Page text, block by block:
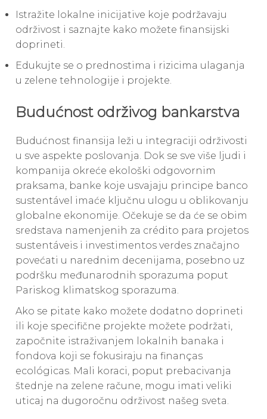
Istražite lokalne inicijative koje podržavaju
održivost i saznajte kako možete finansijski
doprineti.
Edukujte se o prednostima i rizicima ulaganja
u zelene tehnologije i projekte.
Budućnost održivog bankarstva
Budućnost finansija leži u integraciji održivosti
u sve aspekte poslovanja. Dok se sve više ljudi i
kompanija okreće ekološki odgovornim
praksama, banke koje usvajaju principe banco
sustentável imaće ključnu ulogu u oblikovanju
globalne ekonomije. Očekuje se da će se obim
sredstava namenjenih za crédito para projetos
sustentáveis i investimentos verdes značajno
povećati u narednim decenijama, posebno uz
podršku međunarodnih sporazuma poput
Pariskog klimatskog sporazuma.
Ako se pitate kako možete dodatno doprineti
ili koje specifične projekte možete podržati,
započnite istraživanjem lokalnih banaka i
fondova koji se fokusiraju na finanças
ecológicas. Mali koraci, poput prebacivanja
štednje na zelene račune, mogu imati veliki
uticaj na dugoročnu održivost našeg sveta.